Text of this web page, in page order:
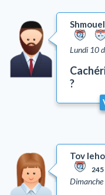
Shmouel
Lundi 10
?
Tov
245